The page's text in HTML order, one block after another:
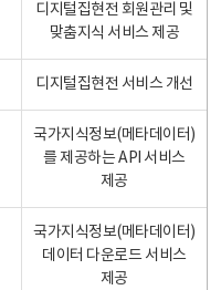
디지털집현전 회원관리 및
맞춤지식 서비스 제공
디지털집현전 서비스 개선
국가지식정보(메타데이터)
를 제공하는 API 서비스
제공
국가지식정보(메타데이터)
데이터 다운로드 서비스
제공